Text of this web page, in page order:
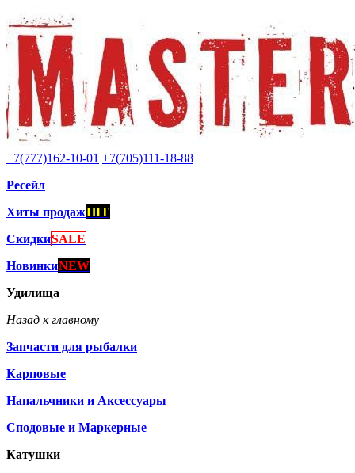
+7(777)162-10-01 +7(705)111-18-88
Ресейл
Хиты продажHIT
СкидкиSALE
НовинкиNEW
Удилища
Назад к главному
Запчасти для рыбалки
Карповые
Напальчники и Аксессуары
Сподовые и Маркерные
Катушки